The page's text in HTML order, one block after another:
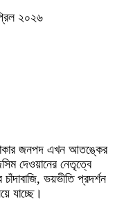
২০২৬
জনপদ এখন আতঙ্কের
দেওয়ানের নেতৃত্বে
চাঁদাবাজি, ভয়ভীতি প্রদর্শন
যাচ্ছে।